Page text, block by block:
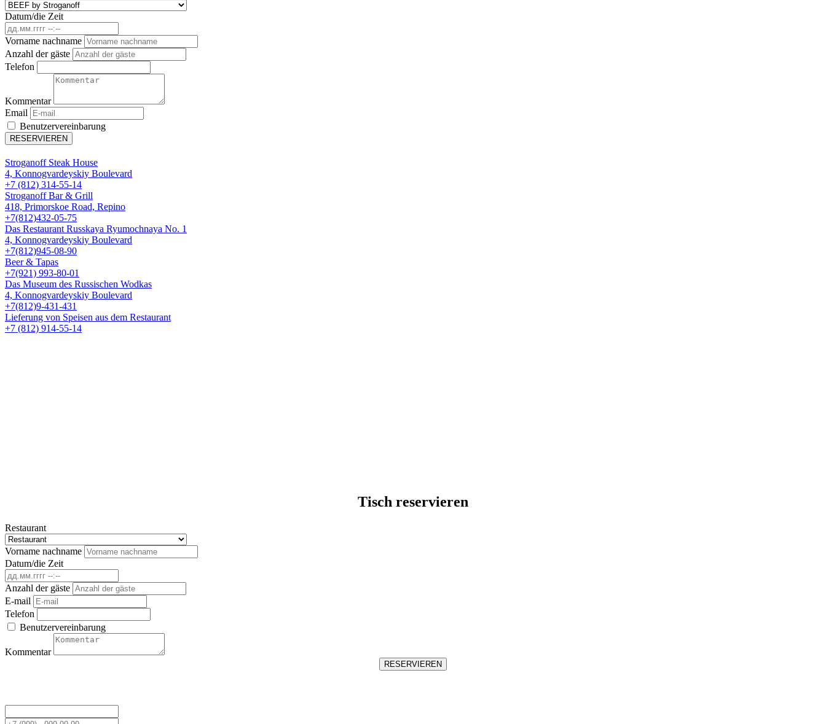
Datum/die Zeit
Vorname nachname
Anzahl der gäste
Telefon
Kommentar
Email
Benutzervereinbarung
RESERVIEREN
Stroganoff Steak House
4, Konnogvardeyskiy Boulevard
+7 (812) 314-55-14
Stroganoff Bar & Grill
418, Primorskoe Road, Repino
+7(812)432-05-75
Das Restaurant Russkaya Ryumochnaya No. 1
4, Konnogvardeyskiy Boulevard
+7(812)945-08-90
Beer & Tapas
+7(921) 993-80-01
Das Museum des Russischen Wodkas
4, Konnogvardeyskiy Boulevard
+7(812)9-431-431
Lieferung von Speisen aus dem Restaurant
+7 (812) 914-55-14
Tisch reservieren
Restaurant
Vorname nachname
Datum/die Zeit
Anzahl der gäste
E-mail
Telefon
Benutzervereinbarung
Kommentar
RESERVIEREN